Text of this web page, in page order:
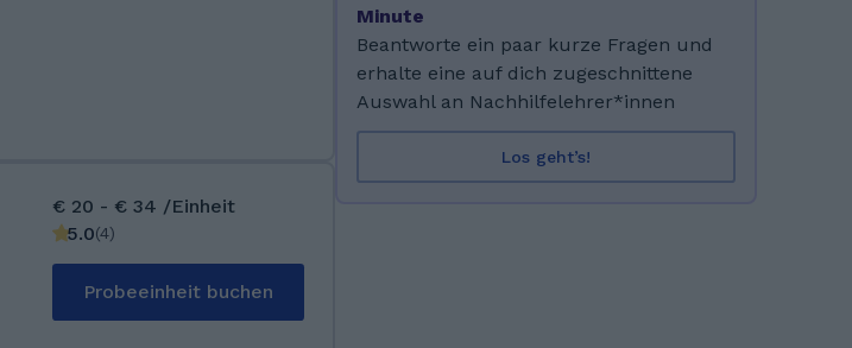
€ 20 - € 34 /Einheit
5.0(4)
Probeeinheit buchen
Minute
Beantworte ein paar kurze Fragen und
erhalte eine auf dich zugeschnittene
Auswahl an Nachhilfelehrer*innen
Los geht’s!